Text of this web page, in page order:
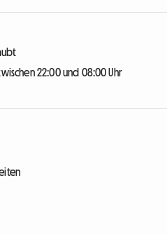
22:00 und 08:00 Uhr